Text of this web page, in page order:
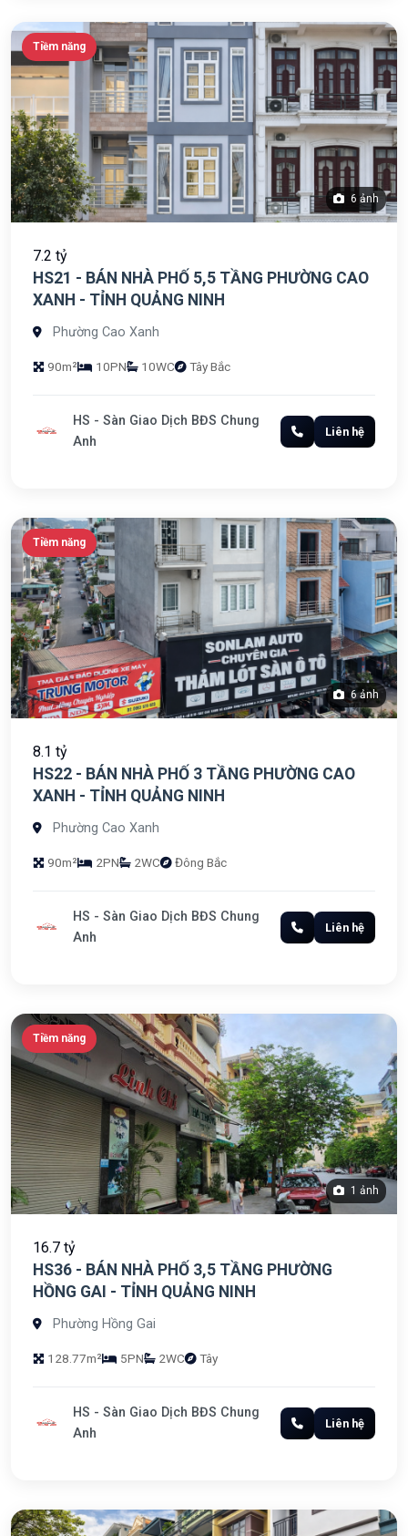
Tiềm năng
6 ảnh
7.2 tỷ
HS21 - BÁN NHÀ PHỐ 5,5 TẦNG PHƯỜNG CAO
XANH - TỈNH QUẢNG NINH
Phường Cao Xanh
90m² 10PN 10WC Tây Bắc
HS - Sàn Giao Dịch BĐS Chung
Anh
Liên hệ
Tiềm năng
6 ảnh
8.1 tỷ
HS22 - BÁN NHÀ PHỐ 3 TẦNG PHƯỜNG CAO
XANH - TỈNH QUẢNG NINH
Phường Cao Xanh
90m² 2PN 2WC Đông Bắc
HS - Sàn Giao Dịch BĐS Chung
Anh
Liên hệ
Tiềm năng
1 ảnh
16.7 tỷ
HS36 - BÁN NHÀ PHỐ 3,5 TẦNG PHƯỜNG
HỒNG GAI - TỈNH QUẢNG NINH
Phường Hồng Gai
128.77m² 5PN 2WC Tây
HS - Sàn Giao Dịch BĐS Chung
Anh
Liên hệ